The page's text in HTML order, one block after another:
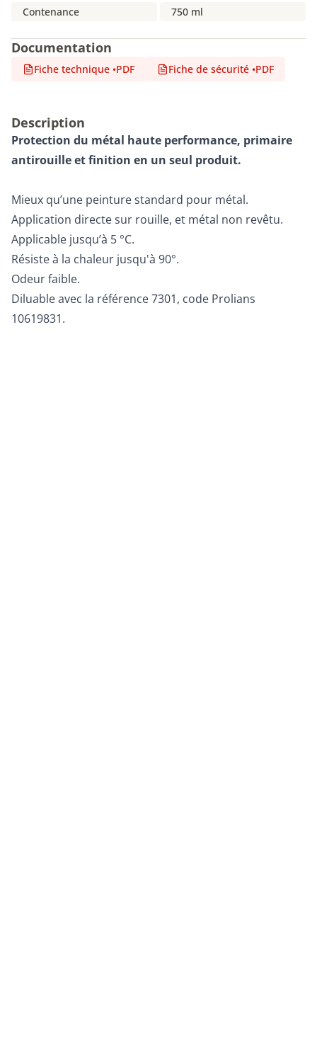
Contenance
750 ml
Documentation
Fiche technique •PDF Fiche de sécurité •PDF
Description
Protection du métal haute performance, primaire
antirouille et finition en un seul produit.
Mieux qu’une peinture standard pour métal.
Application directe sur rouille, et métal non revêtu.
Applicable jusqu’à 5 °C.
Résiste à la chaleur jusqu'à 90°.
Odeur faible.
Diluable avec la référence 7301, code Prolians
10619831.